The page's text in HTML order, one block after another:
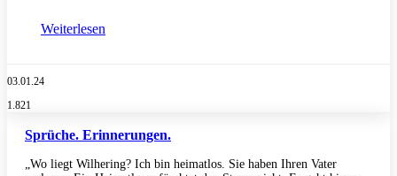
Weiterlesen
03.01.24
1.821
Sprüche. Erinnerungen.
„Wo liegt Wilhering? Ich bin heimatlos. Sie haben Ihren Vater